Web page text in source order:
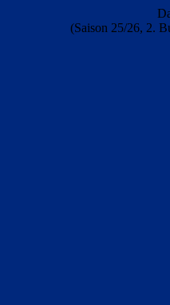
(Saison 25/26, 2.